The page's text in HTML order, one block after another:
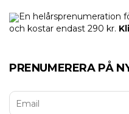
En helårsprenumeration
och kostar endast 290 kr.
PRENUMERERA PÅ